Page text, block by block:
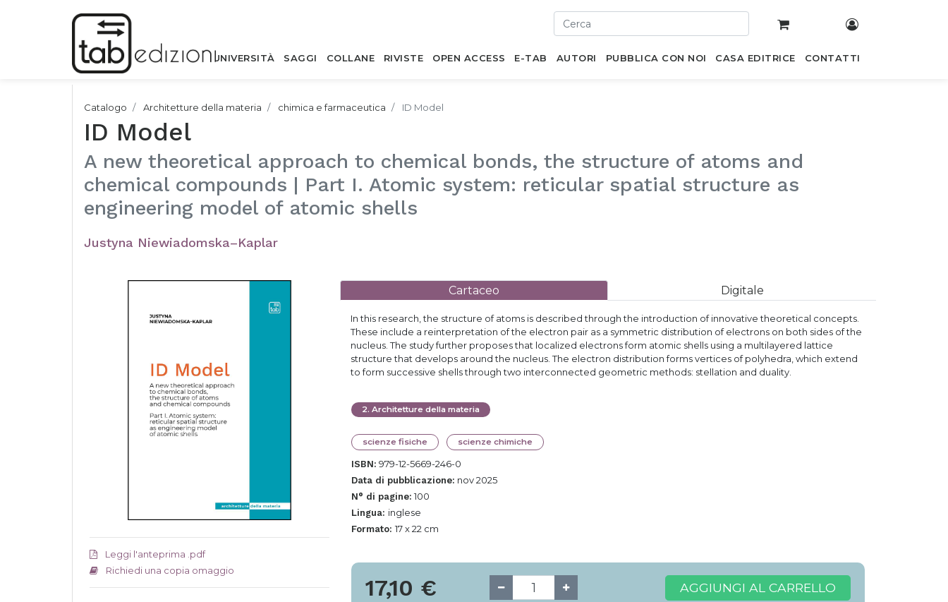
UNIVERSITÀ SAGGI COLLANE RIVISTE OPEN ACCESS E-TAB AUTORI PUBBLICA CON NOI CASA EDITRICE CONTATTI
Catalogo Architetture della materia chimica e farmaceutica ID Model
ID Model
A new theoretical approach to chemical bonds, the structure of atoms and
chemical compounds | Part I. Atomic system: reticular spatial structure as
engineering model of atomic shells
Justyna Niewiadomska–Kaplar
Leggi l'anteprima .pdf
Richiedi una copia omaggio
Cartaceo Digitale
In this research, the structure of atoms is described through the introduction of innovative theoretical concepts.
These include a reinterpretation of the electron pair as a symmetric distribution of electrons on both sides of the
nucleus. The study further proposes that localized electrons form atomic shells using a multilayered lattice
structure that develops around the nucleus. The electron distribution forms vertices of polyhedra, which extend
to form successive shells through two interconnected geometric methods: stellation and duality.
2. Architetture della materia
scienze fisiche scienze chimiche
ISBN: 979-12-5669-246-0
Data di pubblicazione: nov 2025
N° di pagine: 100
Lingua: inglese
Formato: 17 x 22 cm
17,10 € AGGIUNGI AL CARRELLO